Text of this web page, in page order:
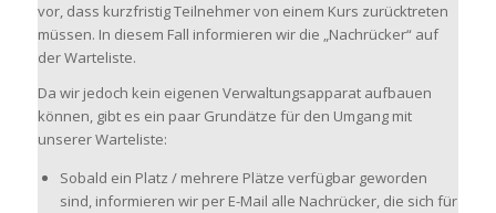
vor, dass kurzfristig Teilnehmer von einem Kurs zurücktreten
müssen. In diesem Fall informieren wir die „Nachrücker“ auf
der Warteliste.
Da wir jedoch kein eigenen Verwaltungsapparat aufbauen
können, gibt es ein paar Grundätze für den Umgang mit
unserer Warteliste:
Sobald ein Platz / mehrere Plätze verfügbar geworden
sind, informieren wir per E-Mail alle Nachrücker, die sich für